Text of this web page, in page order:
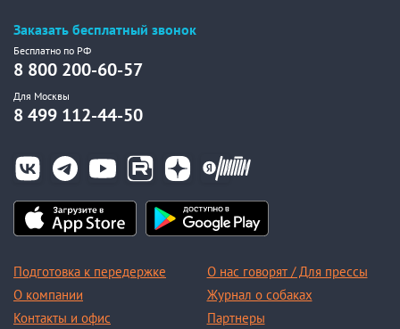
Заказать бесплатный звонок
Бесплатно по РФ
8 800 200-60-57
Для Москвы
8 499 112-44-50
Подготовка к передержке
О компании
Контакты и офис
О нас говорят / Для прессы
Журнал о собаках
Партнеры